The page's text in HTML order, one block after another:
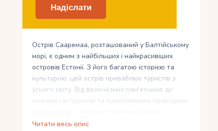
Острів Сааремаа, розташований у Балтійському
морі, є одним з найбільших і найкрасивіших
островів Естонії. З його багатою історією та
культурою, цей острів приваблює туристів з
усього світу. Від величезних пам’ятників до
смачної гастрономії та захоплюючих природних
цікавинок для активного відпочинку. Як
Читати весь опис